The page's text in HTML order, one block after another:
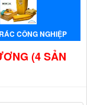
CÔNG NGHIỆP
(4 SẢN